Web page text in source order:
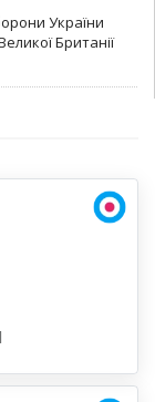
України
Британії